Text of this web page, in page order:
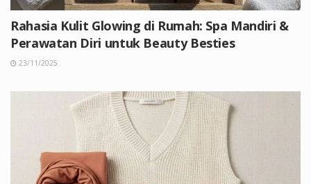
Rahasia Kulit Glowing di Rumah: Spa Mandiri &
Perawatan Diri untuk Beauty Besties
23/11/2025